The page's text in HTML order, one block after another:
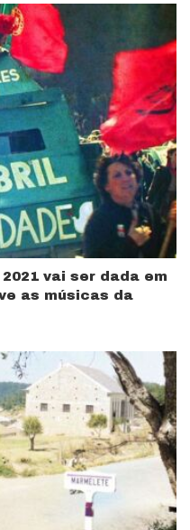
vai ser dada em
as músicas da